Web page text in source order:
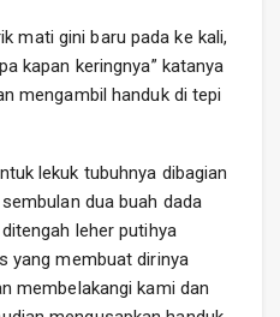
mati gini baru pada ke kali,
kapan keringnya” katanya
mengambil handuk di tepi
lekuk tubuhnya dibagian
dua buah dada
leher putihya
yang membuat dirinya
membelakangi kami dan